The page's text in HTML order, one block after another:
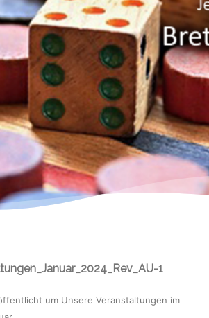
1
um Unsere Veranstaltungen im